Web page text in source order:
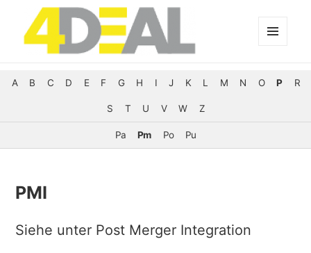
A B C D E F G H I J K L M N O P R
S T U V W Z
Pa Pm Po Pu
PMI
Siehe unter Post Merger Integration